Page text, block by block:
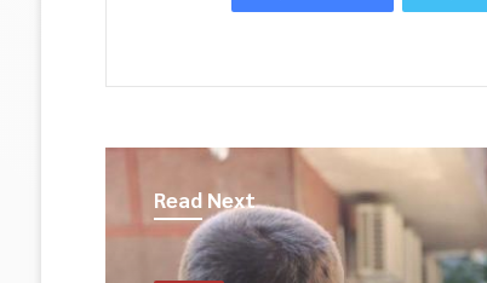
Read Next